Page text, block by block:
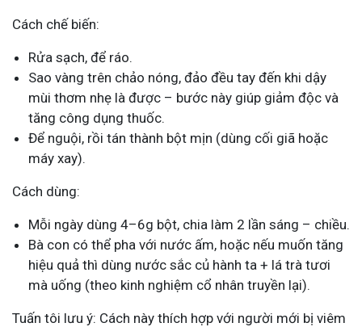
Cách chế biến:
Rửa sạch, để ráo.
Sao vàng trên chảo nóng, đảo đều tay đến khi dậy
mùi thơm nhẹ là được – bước này giúp giảm độc và
tăng công dụng thuốc.
Để nguội, rồi tán thành bột mịn (dùng cối giã hoặc
máy xay).
Cách dùng:
Mỗi ngày dùng 4–6g bột, chia làm 2 lần sáng – chiều.
Bà con có thể pha với nước ấm, hoặc nếu muốn tăng
hiệu quả thì dùng nước sắc củ hành ta + lá trà tươi
mà uống (theo kinh nghiệm cổ nhân truyền lại).
Tuấn tôi lưu ý: Cách này thích hợp với người mới bị viêm